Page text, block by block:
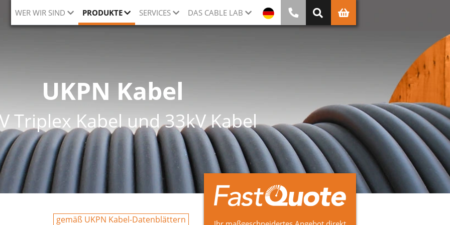
WER WIR SIND PRODUKTE SERVICES DAS CABLE LAB
UKPN Kabel
Triplex Kabel und 33kV Kabel
gemäß UKPN Kabel-Datenblättern